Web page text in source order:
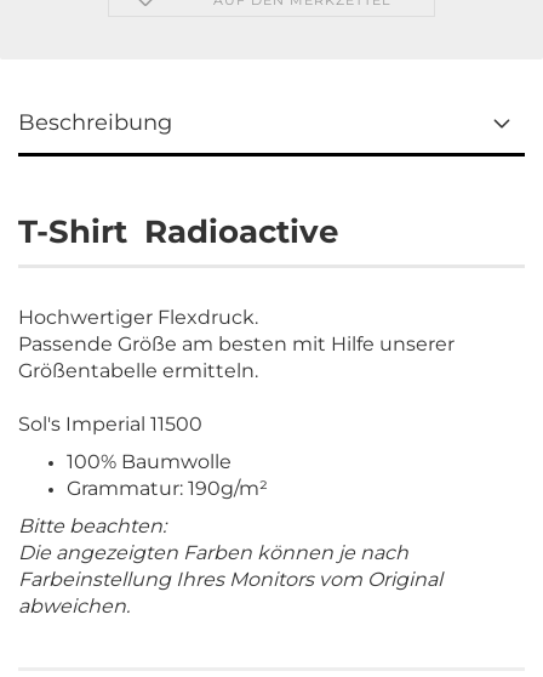
Beschreibung
T-Shirt Radioactive
Hochwertiger Flexdruck.
Passende Größe am besten mit Hilfe unserer
Größentabelle ermitteln.
Sol's Imperial 11500
100% Baumwolle
Grammatur: 190g/m²
Bitte beachten:
Die angezeigten Farben können je nach
Farbeinstellung Ihres Monitors vom Original
abweichen.